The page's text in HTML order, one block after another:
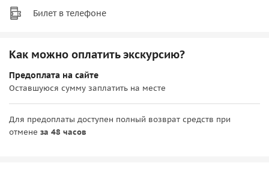
Билет в телефоне
Как можно оплатить экскурсию?
Предоплата на сайте
Оставшуюся сумму заплатить на месте
Для предоплаты доступен полный возврат средств при
отмене за 48 часов